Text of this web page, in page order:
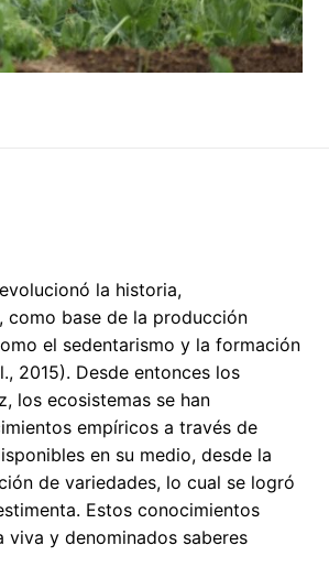
la historia,
como base de la producción
el sedentarismo y la formación
2015). Desde entonces los
los ecosistemas se han
empíricos a través de
en su medio, desde la
de variedades, lo cual se logró
Estos conocimientos
viva y denominados saberes